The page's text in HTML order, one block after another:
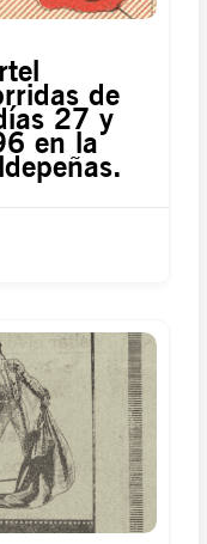
de
27 y
en la